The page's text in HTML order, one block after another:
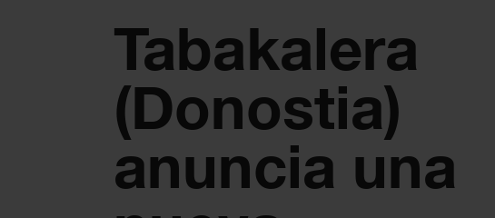
Tabakalera
(Donostia)
anuncia una